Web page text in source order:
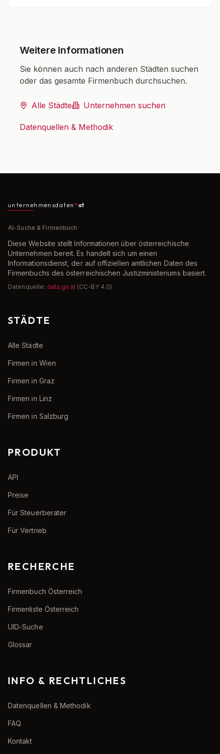
Weitere Informationen
Sie können auch nach anderen Städten suchen
oder das gesamte Firmenbuch durchsuchen.
Alle Städte Unternehmen suchen
Datenquellen & Methodik
unternehmensdaten at
AI-Suche & Firmenbuch
Diese Website stellt Informationen über österreichische
Unternehmen bereit. Es handelt sich um einen
Informationsdienst, der auf offiziellen amtlichen Daten des
Firmenbuchs des österreichischen Justizministeriums basiert.
Datenquelle: data.gv.at (CC-BY 4.0)
STÄDTE
Alle Städte
Firmen in Wien
Firmen in Graz
Firmen in Linz
Firmen in Salzburg
PRODUKT
API
Preise
Für Steuerberater
Für Vertrieb
RECHERCHE
Firmenbuch Österreich
Firmenliste Österreich
UID-Suche
Glossar
INFO & RECHTLICHES
Datenquellen & Methodik
FAQ
Kontakt